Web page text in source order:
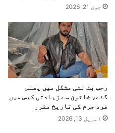
جون 21, 2026
رجب بٹ نئی مشکل میں پھنس
گئے، خاتون سے زیادتی کیس میں
فرد جرم کی تاریخ مقرر
اپریل 13, 2026